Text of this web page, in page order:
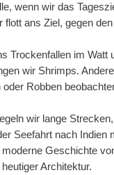
wenn wir das
ans Ziel, gegen
Trockenfallen im
wir Shrimps.
Robben
wir lange
Seefahrt nach
Geschichte
Architektur.